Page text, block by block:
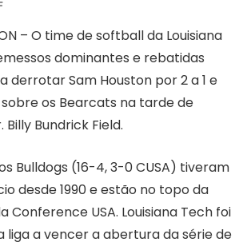
– O time de softball da Louisiana
dominantes e rebatidas
derrotar Sam Houston por 2 a 1 e
os Bearcats na tarde de
Bundrick Field.
Bulldogs (16-4, 3-0 CUSA) tiveram
desde 1990 e estão no topo da
Conference USA. Louisiana Tech foi
liga a vencer a abertura da série de